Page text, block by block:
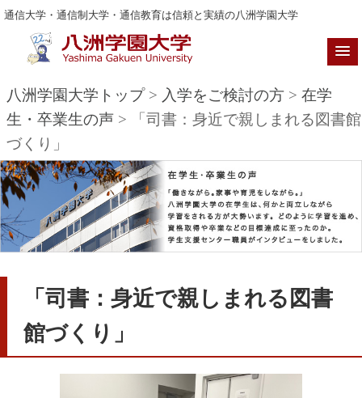
通信大学・通信制大学・通信教育は信頼と実績の八洲学園大学
八洲学園大学トップ> 入学をご検討の方 > 在学
生・卒業生の声 > 「司書：身近で親しまれる図書館
づくり」
「司書：身近で親しまれる図書
館づくり」